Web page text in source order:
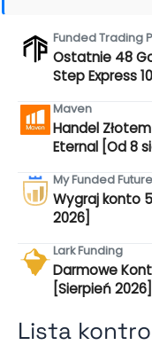
Funded Trading
Ostatnie 48
Step Express
Maven
Handel
Eternal [Od 8
My Funded
Wygraj konto
2026]
Lark Funding
Darmowe
[Sierpień 2026]
Lista